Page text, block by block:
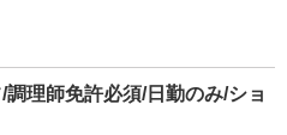
調理師免許必須/日勤のみ/ショ